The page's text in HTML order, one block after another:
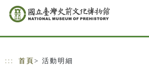
跳到主要內容
網站導覽
::: 首頁 > 活動明細